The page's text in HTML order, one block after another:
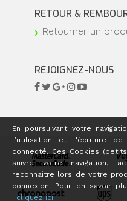
En poursuivant votre
l’utilisation et l'écriture
connecté. Ces Cookies
suivre votre navigation,
reconnaitre lors de votre
connexion. Pour en savoir
: cliquez ici
RETOUR &
Retourner un
REJOIGNEZ-NOUS